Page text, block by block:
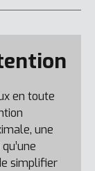
en toute
une
simplifier